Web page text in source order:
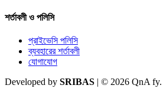
শর্তাবলী ও পলিসি
প্রাইভেসি পলিসি
ব্যবহারের শর্তাবলী
যোগাযোগ
Developed by SRIBAS | © 2026 QnA fy.